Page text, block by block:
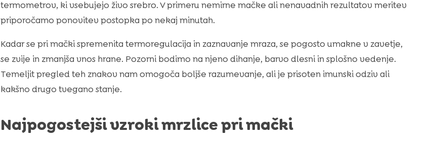
termometrov, ki vsebujejo živo srebro. V primeru nemirne mačke ali nenavadnih rezultatov meritev
priporočamo ponovitev postopka po nekaj minutah.
Kadar se pri mački spremenita termoregulacija in zaznavanje mraza, se pogosto umakne v zavetje,
se zvije in zmanjša vnos hrane. Pozorni bodimo na njeno dihanje, barvo dlesni in splošno vedenje.
Temeljit pregled teh znakov nam omogoča boljše razumevanje, ali je prisoten imunski odziv ali
kakšno drugo tvegano stanje.
Najpogostejši vzroki mrzlice pri mački